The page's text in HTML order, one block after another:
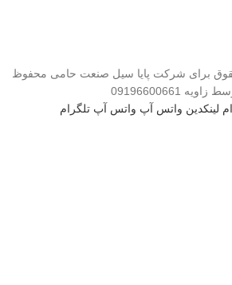
2024 | کلیه حقوق برای شرکت پایا سیل صنعت حامی محفوظ
لینکدین واتس آپ واتس آپ تلگرام